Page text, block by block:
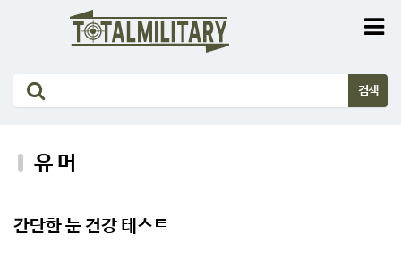
유 머
간단한 눈 건강 테스트